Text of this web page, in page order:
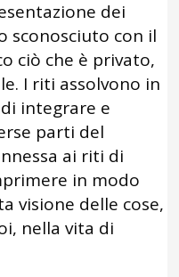
dei
sconosciuto con il
ciò che è privato,
I riti assolvono in
integrare e
parti del
ai riti di
in modo
visione delle cose,
nella vita di